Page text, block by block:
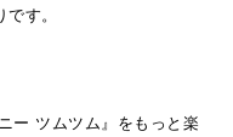
す。
ー ツムツム』をもっと楽